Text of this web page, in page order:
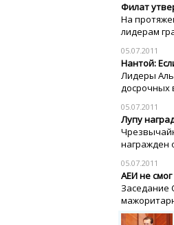
Филат
На
лидерам
05.07.2011
Нантой:
Лидеры
досрочных
05.07.2011
Лупу
награжден
05.07.2011
АЕИ не
Заседание